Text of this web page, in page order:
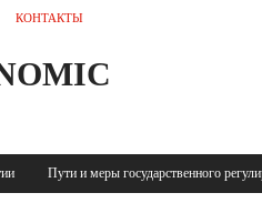
КОНТАКТЫ
Пути и меры государственного